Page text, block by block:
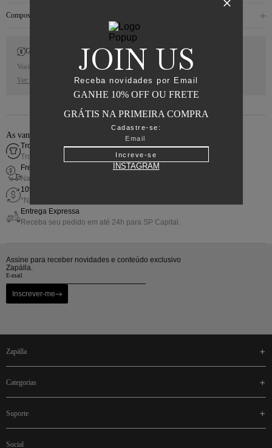
Composição
Gift Back
Você receberá 10% de Cash Back para a sua próxima compra.
Ver regras
As vantagens de comprar online
Troca fácil
Troca simples e rápida
Frete grátis
Nas compras acima de R$800,00
10% de Gift Back em sua próxima compra
*Não cumulativo com outras promoções.
Entrega Expressa
Receba seu pedido em até 24h para SP Capital.
Assine para receber novidades e conteúdo exclusivo
Zapälla.
Inscrever-me
zapälla
categorias
suporte
social
JOIN US
Receba novidades por Email
GANHE 10% OFF OU FRETE
GRÁTIS NA PRIMEIRA COMPRA
Cadastre-se:
Increve-se
INSTAGRAM